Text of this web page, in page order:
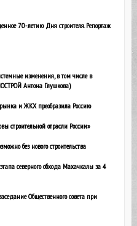
70-летию Дня строителя. Репортаж
изменения, в том числе в
Антона Глушкова)
и ЖКХ преобразила Россию
строительной отрасли России»
без нового строительства
этапа северного обхода Махачкалы за 4
Общественного совета при